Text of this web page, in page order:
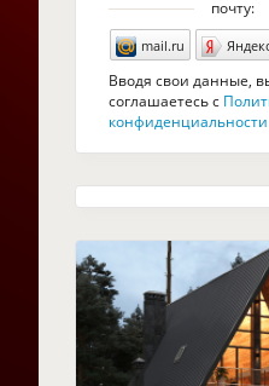
почту:
mail.ru
Вводя свои данные,
соглашаетесь с
конфиденциальности